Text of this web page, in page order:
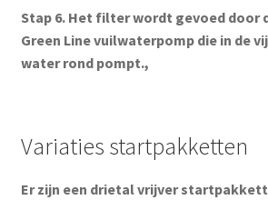
Stap 6. Het filter wordt gevoed door
Green Line vuilwaterpomp die in de
water rond pompt.,
Variaties startpakketten
Er zijn een drietal vrijver